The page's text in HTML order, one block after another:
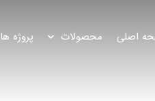
اصلی محصولات پروژه ها